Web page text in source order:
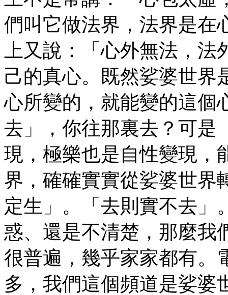
們叫它做法界，法界是在
上又說：「心外無法，
己的真心。既然娑婆世界
心所變的，就能變的這個
去」，你往那裏去？可是
現，極樂也是自性變現，
界，確確實實從娑婆世界
定生」。「去則實不去」
惑、還是不清楚，那麼我
很普遍，幾乎家家都有。
多，我們這個頻道是娑婆